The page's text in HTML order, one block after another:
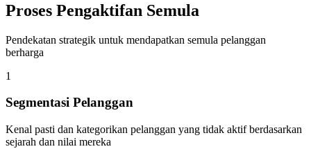
Proses Pengaktifan Semula
Pendekatan strategik untuk mendapatkan semula pelanggan
berharga
1
Segmentasi Pelanggan
Kenal pasti dan kategorikan pelanggan yang tidak aktif berdasarkan
sejarah dan nilai mereka